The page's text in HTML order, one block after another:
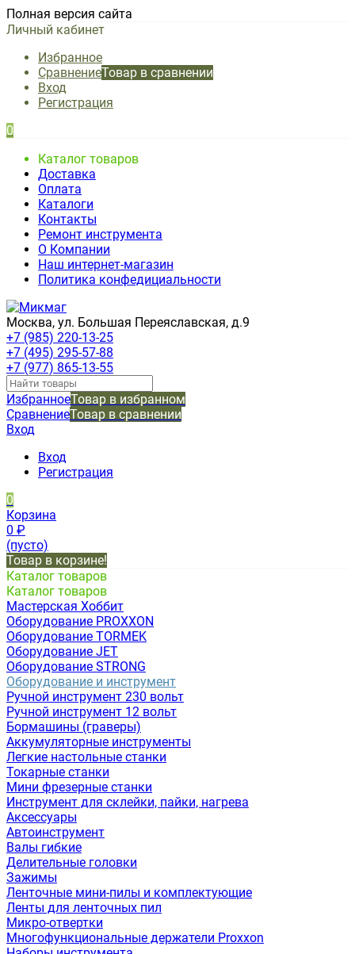
Полная версия сайта
Личный кабинет
Избранное
СравнениеТовар в сравнении
Вход
Регистрация
0
Каталог товаров
Доставка
Оплата
Каталоги
Контакты
Ремонт инструмента
О Компании
Наш интернет-магазин
Политика конфедициальности
Москва, ул. Большая Переяславская, д.9
+7 (985) 220-13-25
+7 (495) 295-57-88
+7 (977) 865-13-55
ИзбранноеТовар в избранном
СравнениеТовар в сравнении
Вход
Вход
Регистрация
0
Корзина
0 ₽
(пусто)
Товар в корзине!
Каталог товаров
Каталог товаров
Мастерская Хоббит
Оборудование PROXXON
Оборудование TORMEK
Оборудование JET
Оборудование STRONG
Оборудование и инструмент
Ручной инструмент 230 вольт
Ручной инструмент 12 вольт
Бормашины (граверы)
Аккумуляторные инструменты
Легкие настольные станки
Токарные станки
Мини фрезерные станки
Инструмент для склейки, пайки, нагрева
Аксессуары
Автоинструмент
Валы гибкие
Делительные головки
Зажимы
Ленточные мини-пилы и комплектующие
Ленты для ленточных пил
Микро-отвертки
Многофункциональные держатели Proxxon